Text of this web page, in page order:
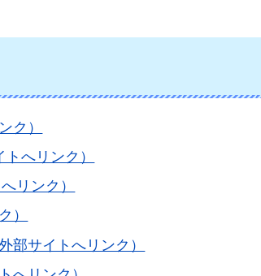
ク）
へリンク）
リンク）
）
部サイトへリンク）